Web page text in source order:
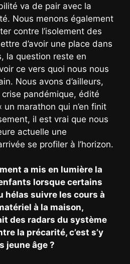
va de pair avec la
Nous menons également
contre l’isolement des
d’avoir une place dans
la question reste en
ce vers quoi nous nous
Nous avons d’ailleurs,
pandémique, édité
marathon qui n’en finit
il est vrai que nous
actuelle une
se profiler à l’horizon.
a mis en lumière la
lorsque certains
hélas suivre les cours à
à la maison,
des radars du système
la précarité, c’est s’y
jeune âge ?